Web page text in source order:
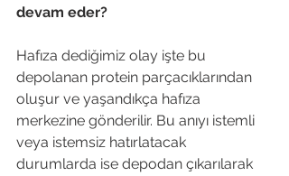
devam eder?
Hafıza dediğimiz olay işte bu
depolanan protein parçacıklarından
oluşur ve yaşandıkça hafıza
merkezine gönderilir. Bu anıyı istemli
veya istemsiz hatırlatacak
durumlarda ise depodan çıkarılarak